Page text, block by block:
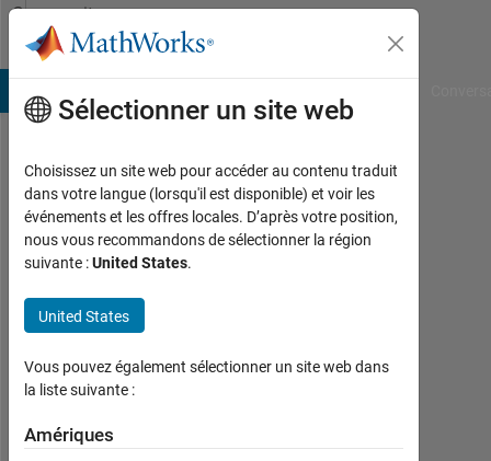
Passer au contenu
Community
Profile
Shivangi
Giri
Last
presque
2 ans il
|
depuis
2022
Sélectionner un site web
Choisissez un site web pour accéder au contenu traduit
dans votre langue (lorsqu'il est disponible) et voir les
événements et les offres locales. D’après votre position,
nous vous recommandons de sélectionner la région
suivante :United States.
United States
Vous pouvez également sélectionner un site web dans
la liste suivante :
Amériques